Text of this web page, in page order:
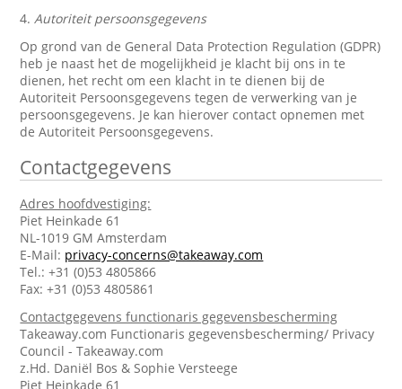
4.Autoriteit persoonsgegevens
Op grond van de General Data Protection Regulation (GDPR)
heb je naast het de mogelijkheid je klacht bij ons in te
dienen, het recht om een klacht in te dienen bij de
Autoriteit Persoonsgegevens tegen de verwerking van je
persoonsgegevens. Je kan hierover contact opnemen met
de Autoriteit Persoonsgegevens.
Contactgegevens
Adres hoofdvestiging:
Piet Heinkade 61
NL-1019 GM Amsterdam
E-Mail: privacy-concerns@takeaway.com
Tel.: +31 (0)53 4805866
Fax: +31 (0)53 4805861
Contactgegevens functionaris gegevensbescherming
Takeaway.com Functionaris gegevensbescherming/ Privacy
Council - Takeaway.com
z.Hd. Daniël Bos & Sophie Versteege
Piet Heinkade 61